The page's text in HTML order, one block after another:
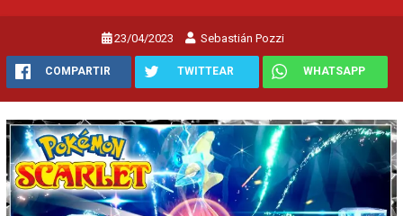
23/04/2023 Sebastián Pozzi
COMPARTIR TWITTEAR WHATSAPP